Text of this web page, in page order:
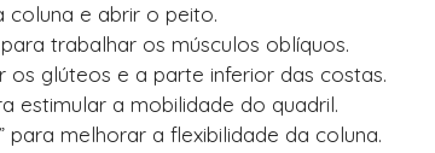
coluna e abrir o peito.
trabalhar os músculos oblíquos.
os glúteos e a parte inferior das costas.
estimular a mobilidade do quadril.
para melhorar a flexibilidade da coluna.